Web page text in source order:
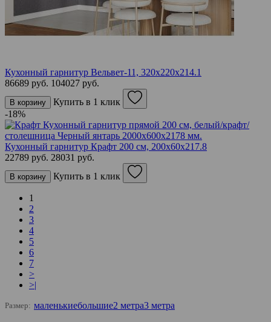
Кухонный гарнитур Вельвет-11, 320х220х214.1
86689 руб. 104027 руб.
В корзину
Купить в 1 клик
-18%
Кухонный гарнитур Крафт 200 см, 200х60х217.8
22789 руб. 28031 руб.
В корзину Купить в 1 клик
1
2
3
4
5
6
7
>
>|
Размер: маленькиебольшие2 метра3 метра